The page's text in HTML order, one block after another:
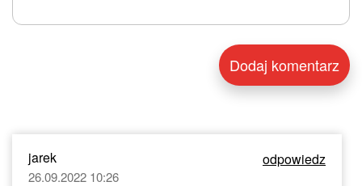
jarek odpowiedz
26.09.2022 10:26